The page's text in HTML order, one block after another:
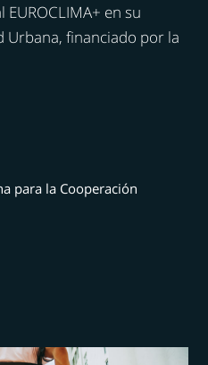
en su
financiado por la
para la Cooperación